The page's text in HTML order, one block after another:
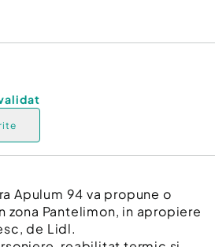
Apulum 94 va propune o
zona Pantelimon, in apropiere
de Lidl.